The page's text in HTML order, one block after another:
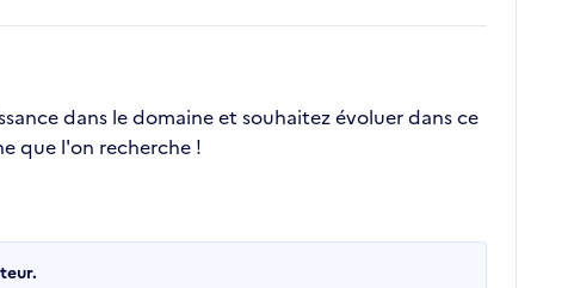
dans le domaine et souhaitez évoluer dans ce
que l'on recherche !